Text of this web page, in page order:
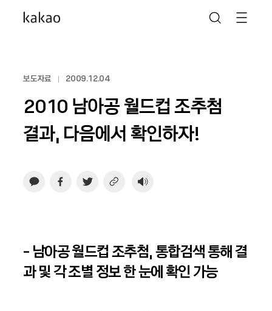
보도자료 2009.12.04
2010 남아공 월드컵 조추첨
결과, 다음에서 확인하자!
- 남아공 월드컵 조추첨, 통합검색 통해 결
과 및 각 조별 정보 한 눈에 확인 가능